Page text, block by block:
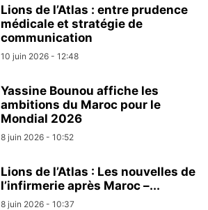
Lions de l’Atlas : entre prudence
médicale et stratégie de
communication
10 juin 2026 - 12:48
Yassine Bounou affiche les
ambitions du Maroc pour le
Mondial 2026
8 juin 2026 - 10:52
Lions de l’Atlas : Les nouvelles de
l’infirmerie après Maroc –...
8 juin 2026 - 10:37